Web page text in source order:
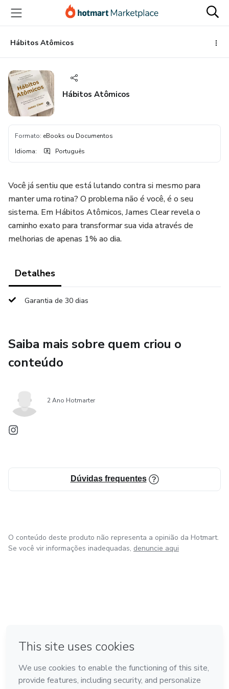
para
conteúdo
principal
para
pagamento
para
rodapéHábitos Atômicos
Hábitos Atômicos
Formato: eBooks ou Documentos
Idioma: Português
Você já sentiu que está lutando contra si mesmo para
manter uma rotina? O problema não é você, é o seu
sistema. Em Hábitos Atômicos, James Clear revela o
caminho exato para transformar sua vida através de
melhorias de apenas 1% ao dia.
Detalhes
Garantia de 30 dias
Saiba mais sobre quem criou o
conteúdo
2 Ano Hotmarter
Dúvidas frequentes
O conteúdo deste produto não representa a opinião da Hotmart.
Se você vir informações inadequadas, denuncie aqui
Feito com ❤ em Bogotá